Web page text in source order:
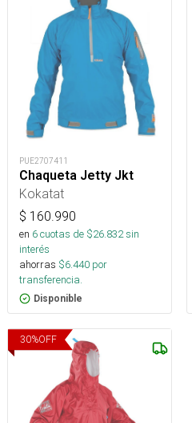
PUE2707411
Chaqueta Jetty Jkt
Kokatat
$ 160.990
en 6cuotas de $26.832sin
interés
ahorras $6.440 por
transferencia.
Disponible
30%OFF